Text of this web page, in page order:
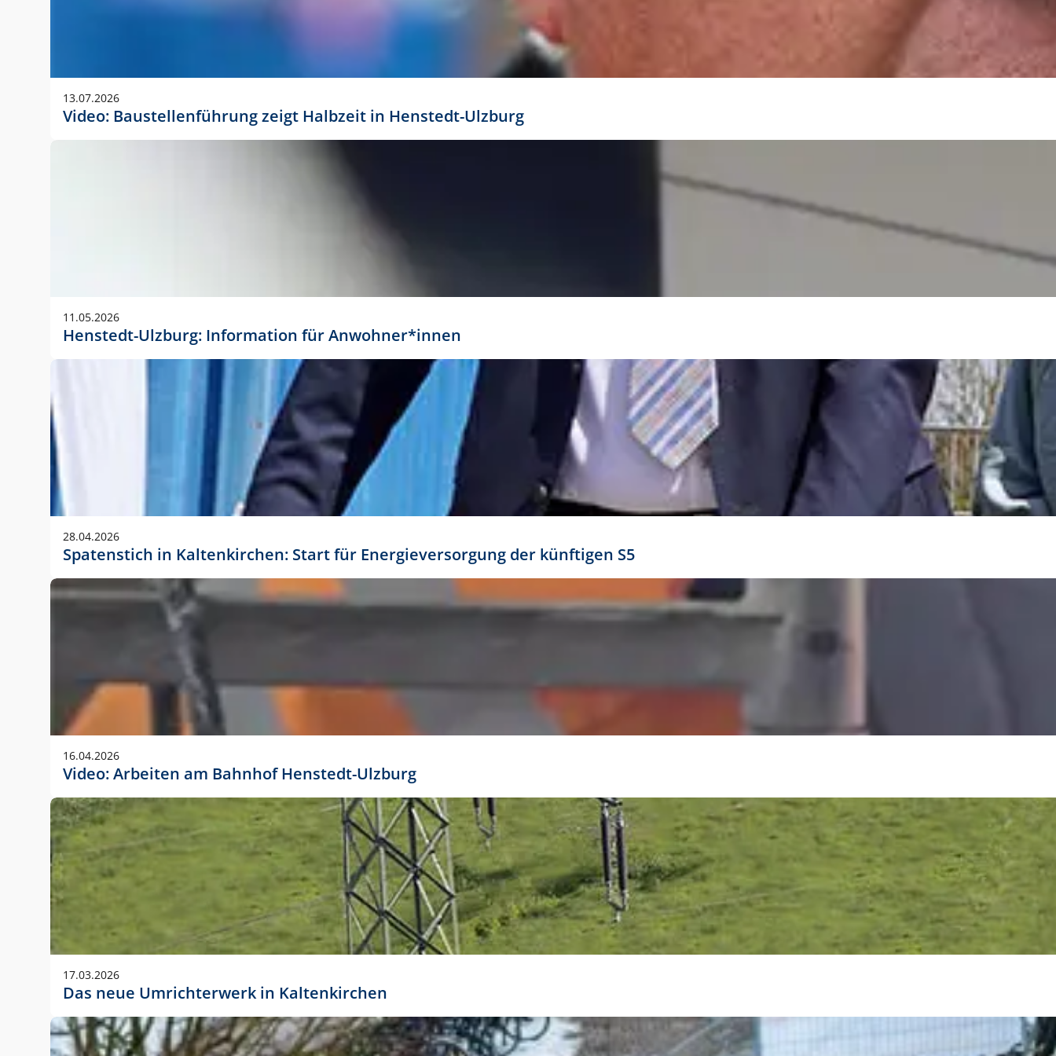
Anwendungsgröße im Layout:
Die Logohöhe beträgt 4 – 10 % der jeweiligen Formathöhe. Daraus ergeben sich für gängige Formate
folgende fest definierte Anwendungsgrößen im Layout:
DIN A3 – 15 mm hoch (5 %)
DIN A1 – 39 mm hoch (5 %)
DIN lang – 10 mm hoch (5 %)
1080 x 1080 px – 78 px hoch (7 %)
In Ausnahmefällen darf das Logo jedoch auch größer oder kleiner gesetzt werden. Dazu bedarf es jedoch
stets der vorherigen Absprache mit der Marketingabteilung.
13.07.2026
Video: Baustellenführung zeigt Halbzeit in Henstedt-Ulzburg
11.05.2026
Henstedt-Ulzburg: Information für Anwohner*innen
28.04.2026
Spatenstich in Kaltenkirchen: Start für Energieversorgung der künftigen S5
16.04.2026
Video: Arbeiten am Bahnhof Henstedt-Ulzburg
17.03.2026
Das neue Umrichterwerk in Kaltenkirchen